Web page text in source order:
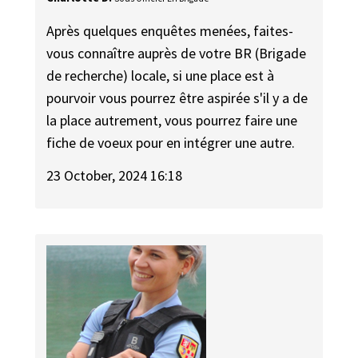
Après quelques enquêtes menées, faites-
vous connaître auprès de votre BR (Brigade
de recherche) locale, si une place est à
pourvoir vous pourrez être aspirée s'il y a de
la place autrement, vous pourrez faire une
fiche de voeux pour en intégrer une autre.
23 October, 2024 16:18